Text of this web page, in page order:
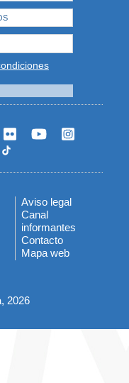
Menú
del
pie
Aviso legal
Canal
informantes
Contacto
Mapa web
2026